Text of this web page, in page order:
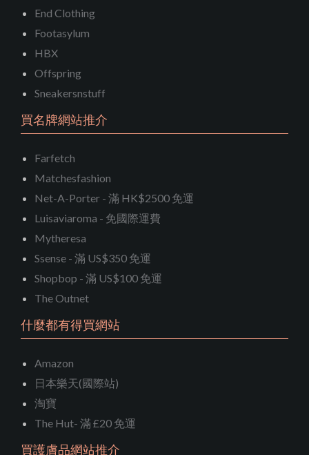
End Clothing
Footasylum
HBX
Offspring
Sneakersnstuff
買名牌網站推介
Farfetch
Matchesfashion
Net-A-Porter - 滿 HK$2500 免運
Luisaviaroma - 免國際運費
Mytheresa
Ssense - 滿 US$350 免運
Shopbop - 滿 US$100 免運
The Outnet
什麼都有得買網站
Amazon
日本樂天(國際站)
淘寶
The Hut- 滿 £20 免運
買護膚品網站推介